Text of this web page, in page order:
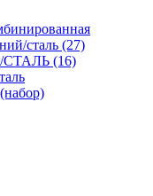
сталь (27)
СТАЛЬ (16)